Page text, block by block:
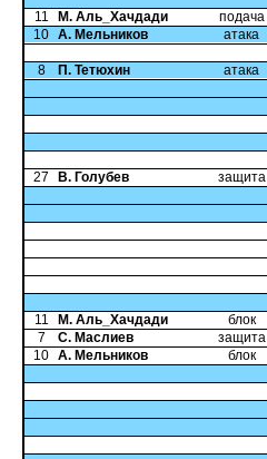
11 М. Аль_Хачдади
подача
10 А. Мельников атака
8 П. Тетюхин атака
27 В. Голубев защита
11 М. Аль_Хачдади
блок
7
С. Маслиев
защита
10 А. Мельников блок